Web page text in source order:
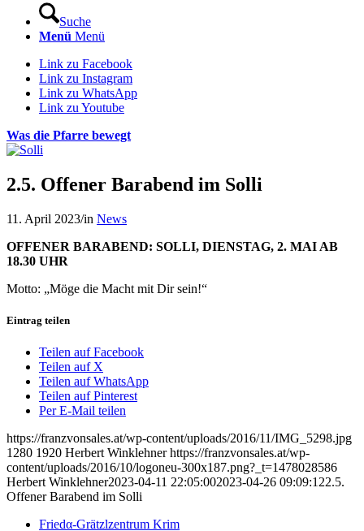
Suche
Menü Menü
Link zu Facebook
Link zu Instagram
Link zu WhatsApp
Link zu Youtube
Was die Pfarre bewegt
2.5. Offener Barabend im Solli
11. April 2023/in News
OFFENER BARABEND: SOLLI, DIENSTAG, 2. MAI AB
18.30 UHR
Motto: „Möge die Macht mit Dir sein!“
Eintrag teilen
Teilen auf Facebook
Teilen auf X
Teilen auf WhatsApp
Teilen auf Pinterest
Per E-Mail teilen
https://franzvonsales.at/wp-content/uploads/2016/11/IMG_5298.jpg
1280 1920 Herbert Winklehner https://franzvonsales.at/wp-
content/uploads/2016/10/logoneu-300x187.png?_t=1478028586
Herbert Winklehner2023-04-11 22:05:002023-04-26 09:09:122.5.
Offener Barabend im Solli
Friedα-Grätzlzentrum Krim